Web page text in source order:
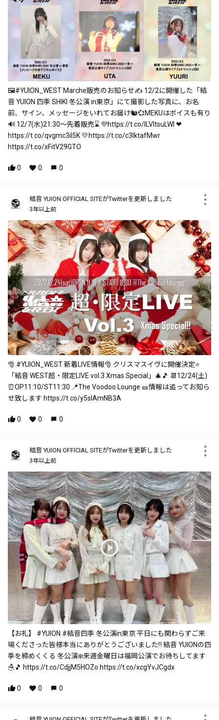
🖼️#YUION_WEST Marche販売のお知らせ✍ 12/2に開催した「結
音 YUION 四季 SHIKI 冬公演 in東京」にて撮影した写真に、お名
前、サイン、メッセージをいれてお届け🐿💞MEKUはボイスも有り
🔊 12/7(水)21:30～先着販売⌛ 💜https://t.co/ILVltsuLWI ❤
https://t.co/qvgmc3il5K 💛https://t.co/c3lktafMwr
https://t.co/xFitV29GTO
0 0 0
結音 YUION OFFICIAL SITEがTwitterを更新しました
3年以上前
🎅 #YUION_WEST 新着LIVE情報🎅 クリスマスイヴに開催決定⭐️
「結音 WEST超・限定LIVE vol.3 Xmas Special」🎄🎵 📆12/24(土)
⏰OP11:10/ST11:30 📍The Voodoo Lounge 🎫情報は追ってお知ら
せ致します https://t.co/y5slAmNB3A
0 0 0
結音 YUION OFFICIAL SITEがTwitterを更新しました
3年以上前
【お礼】 #YUION #結音四季 冬公演in東京 平日にも関わらずご来
場くださった皆様本当にありがとうございました‼️ 結音 YUIONの四
季を締めくくる 冬公演❄️来週金曜日は福岡公演でお待ちしてます
☃️🎵 https://t.co/CdjjM5HOZo https://t.co/xcgYvJCgdx
0 0 0